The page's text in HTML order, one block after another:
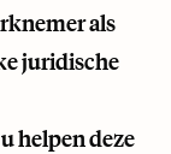
als
juridische
helpen deze